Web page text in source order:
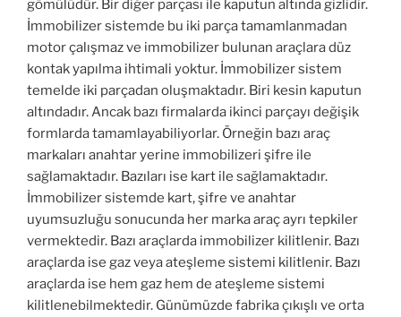
gömülüdür. Bir diğer parçası ile kaputun altında gizlidir.
İmmobilizer sistemde bu iki parça tamamlanmadan
motor çalışmaz ve immobilizer bulunan araçlara düz
kontak yapılma ihtimali yoktur. İmmobilizer sistem
temelde iki parçadan oluşmaktadır. Biri kesin kaputun
altındadır. Ancak bazı firmalarda ikinci parçayı değişik
formlarda tamamlayabiliyorlar. Örneğin bazı araç
markaları anahtar yerine immobilizeri şifre ile
sağlamaktadır. Bazıları ise kart ile sağlamaktadır.
İmmobilizer sistemde kart, şifre ve anahtar
uyumsuzluğu sonucunda her marka araç ayrı tepkiler
vermektedir. Bazı araçlarda immobilizer kilitlenir. Bazı
araçlarda ise gaz veya ateşleme sistemi kilitlenir. Bazı
araçlarda ise hem gaz hem de ateşleme sistemi
kilitlenebilmektedir. Günümüzde fabrika çıkışlı ve orta